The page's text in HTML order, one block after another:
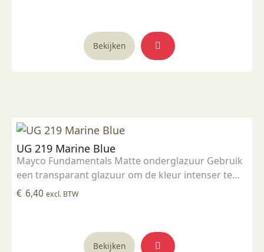
Bekijken
UG 219 Marine Blue
Mayco Fundamentals Matte onderglazuur Gebruik
een transparant glazuur om de kleur intenser te
maken Geschikt voor gebruiksgoed mits er een
€ 6,40 excl. BTW
Bekijken